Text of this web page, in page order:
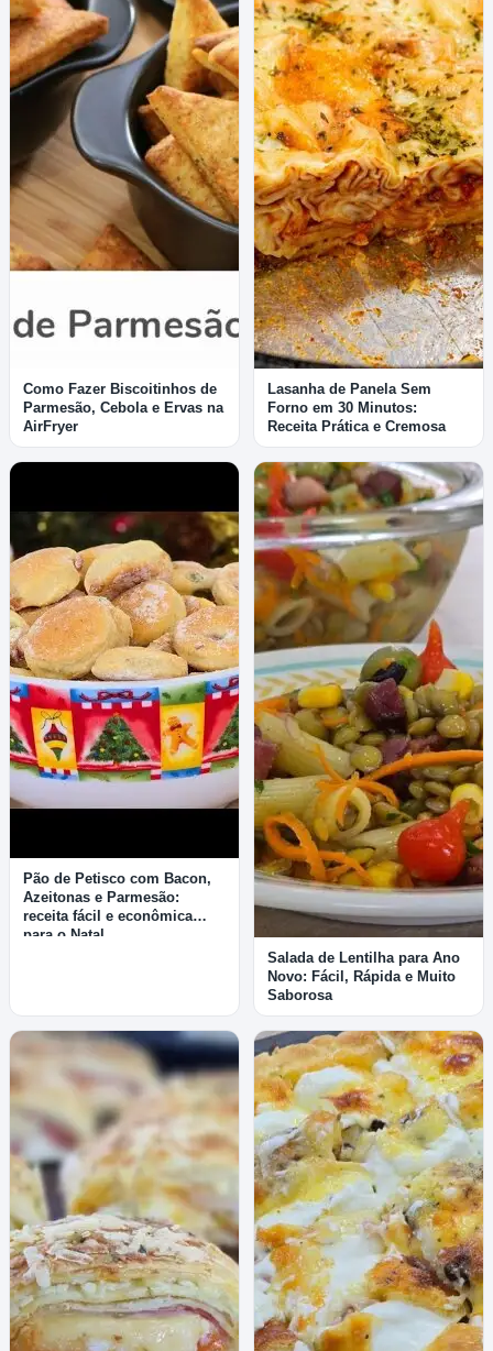
Como Fazer Biscoitinhos de
Parmesão, Cebola e Ervas na
AirFryer
Lasanha de Panela Sem
Forno em 30 Minutos:
Receita Prática e Cremosa
Pão de Petisco com Bacon,
Azeitonas e Parmesão:
receita fácil e econômica
para o Natal
Salada de Lentilha para Ano
Novo: Fácil, Rápida e Muito
Saborosa